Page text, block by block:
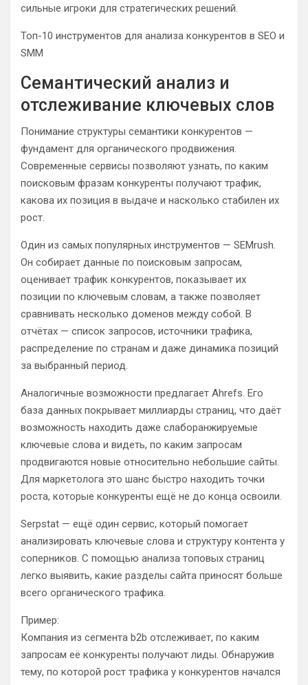
сильные игроки для стратегических решений.
Топ-10 инструментов для анализа конкурентов в SEO и
SMM
Семантический анализ и
отслеживание ключевых слов
Понимание структуры семантики конкурентов —
фундамент для органического продвижения.
Современные сервисы позволяют узнать, по каким
поисковым фразам конкуренты получают трафик,
какова их позиция в выдаче и насколько стабилен их
рост.
Один из самых популярных инструментов — SEMrush.
Он собирает данные по поисковым запросам,
оценивает трафик конкурентов, показывает их
позиции по ключевым словам, а также позволяет
сравнивать несколько доменов между собой. В
отчётах — список запросов, источники трафика,
распределение по странам и даже динамика позиций
за выбранный период.
Аналогичные возможности предлагает Ahrefs. Его
база данных покрывает миллиарды страниц, что даёт
возможность находить даже слаборанжируемые
ключевые слова и видеть, по каким запросам
продвигаются новые относительно небольшие сайты.
Для маркетолога это шанс быстро находить точки
роста, которые конкуренты ещё не до конца освоили.
Serpstat — ещё один сервис, который помогает
анализировать ключевые слова и структуру контента у
соперников. С помощью анализа топовых страниц
легко выявить, какие разделы сайта приносят больше
всего органического трафика.
Пример:
Компания из сегмента b2b отслеживает, по каким
запросам её конкуренты получают лиды. Обнаружив
тему, по которой рост трафика у конкурентов начался